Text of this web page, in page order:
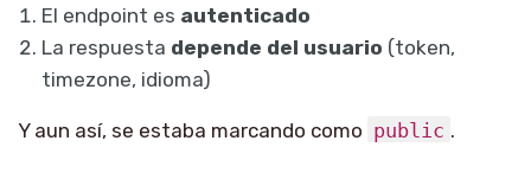
El endpoint es autenticado
La respuesta depende del usuario (token,
timezone, idioma)
Y aun así, se estaba marcando como public .